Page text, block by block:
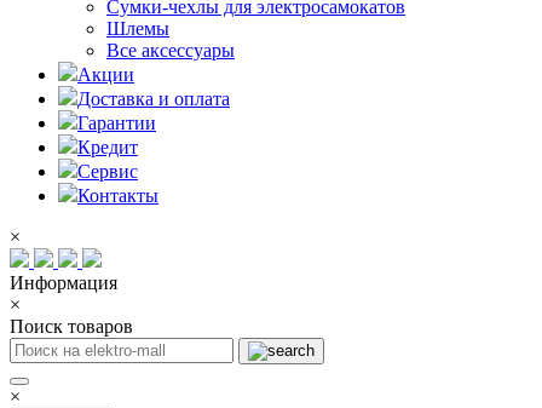
Сумки-чехлы для электросамокатов
Шлемы
Все аксессуары
Акции
Доставка и оплата
Гарантии
Кредит
Сервис
Контакты
×
Информация
×
Поиск товаров
×